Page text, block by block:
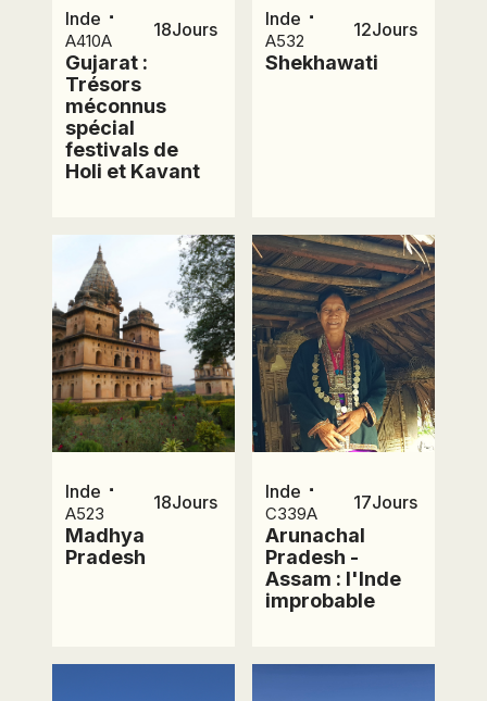
Inde ⋅
A410A
18Jours
Gujarat :
Trésors
méconnus
spécial
festivals de
Holi et Kavant
Inde ⋅
A532
12Jours
Shekhawati
Inde ⋅
A523
18Jours
Madhya
Pradesh
Inde ⋅
C339A
17Jours
Arunachal
Pradesh -
Assam : l'Inde
improbable